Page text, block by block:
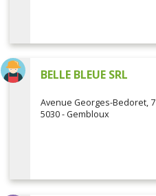
BELLE BLEUE SRL
Avenue Georges-Bedoret, 7
5030 - Gembloux